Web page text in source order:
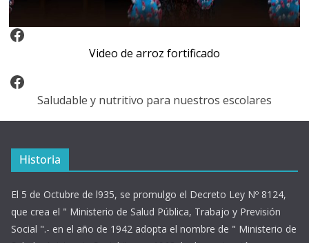
Video Arroz Fortificado
Video de arroz fortificado
Facebook
Saludable y nutritivo para nuestros escolares
Historia
El 5 de Octubre de l935, se promulgo el Decreto Ley Nº 8124,
que crea el " Ministerio de Salud Pública, Trabajo y Previsión
Social ".- en el año de 1942 adopta el nombre de " Ministerio de